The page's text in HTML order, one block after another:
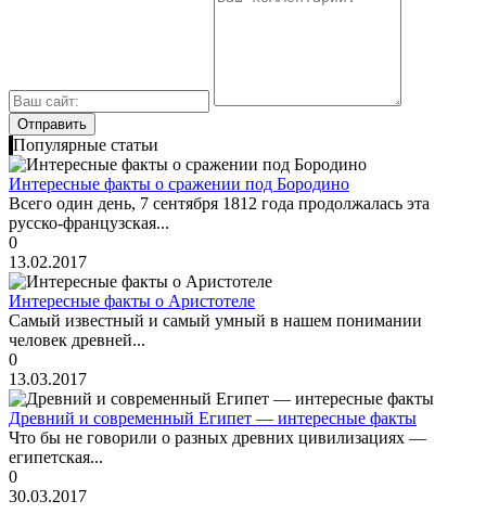
Популярные статьи
Интересные факты о сражении под Бородино
Всего один день, 7 сентября 1812 года продолжалась эта
русско-французская...
0
13.02.2017
Интересные факты о Аристотеле
Самый известный и самый умный в нашем понимании
человек древней...
0
13.03.2017
Древний и современный Египет — интересные факты
Что бы не говорили о разных древних цивилизациях —
египетская...
0
30.03.2017